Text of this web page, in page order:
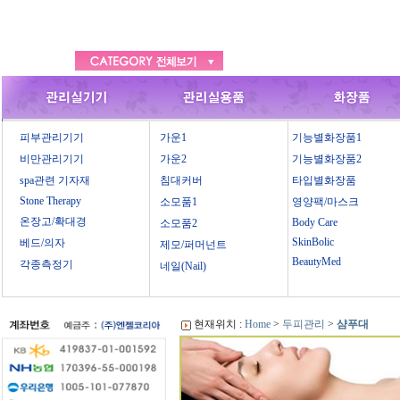
피부관리기기
비만관리기기
spa관련 기자재
Stone Therapy
온장고/확대경
베드/의자
각종측정기
가운1
가운2
침대커버
소모품1
소모품2
제모/퍼머넌트
네일(Nail)
기능별화장품1
기능별화장품2
타입별화장품
영양팩/마스크
Body Care
SkinBolic
BeautyMed
현재위치 : Home > 두피관리 > 샴푸대